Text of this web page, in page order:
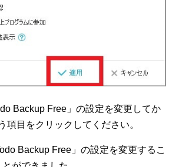
Backup Free」の設定を変更してか
項目をクリックしてください。
Backup Free」の設定を変更するこ